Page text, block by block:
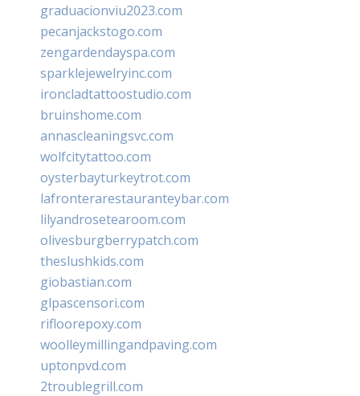
graduacionviu2023.com
pecanjackstogo.com
zengardendayspa.com
sparklejewelryinc.com
ironcladtattoostudio.com
bruinshome.com
annascleaningsvc.com
wolfcitytattoo.com
oysterbayturkeytrot.com
lafronterarestauranteybar.com
lilyandrosetearoom.com
olivesburgberrypatch.com
theslushkids.com
giobastian.com
glpascensori.com
rifloorepoxy.com
woolleymillingandpaving.com
uptonpvd.com
2troublegrill.com